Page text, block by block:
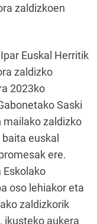
zaldizkoen
Euskal Herritik
zaldizko
2023ko
Saski
mailako zaldizko
euskal
ere.
oso lehiakor eta
zaldizkorik
ikusteko aukera